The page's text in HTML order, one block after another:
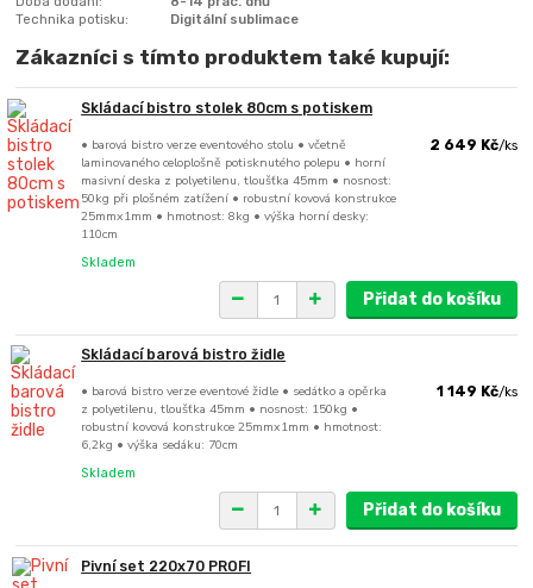
Technika potisku:
Digitální sublimace
Zákazníci s tímto produktem také kupují:
Skládací bistro stolek 80cm s potiskem
• barová bistro verze eventového stolu • včetně
laminovaného celoplošně potisknutého polepu • horní
masivní deska z polyetilenu, tloušťka 45mm • nosnost:
50kg při plošném zatížení • robustní kovová konstrukce
25mmx1mm • hmotnost: 8kg • výška horní desky:
110cm
2 649 Kč/ks
Skladem
Přidat do košíku
Skládací barová bistro židle
• barová bistro verze eventové židle • sedátko a opěrka
z polyetilenu, tloušťka 45mm • nosnost: 150kg •
robustní kovová konstrukce 25mmx1mm • hmotnost:
6,2kg • výška sedáku: 70cm
1 149 Kč/ks
Skladem
Přidat do košíku
Pivní set 220x70 PROFI